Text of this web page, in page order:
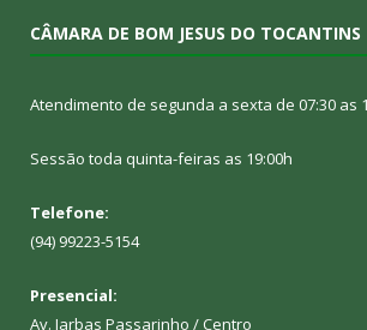
CÂMARA DE BOM JESUS DO TOCANTINS
Atendimento de segunda a sexta de 07:30 as
Sessão toda quinta-feiras as 19:00h
Telefone:
(94) 99223-5154
Presencial:
Av. Jarbas Passarinho / Centro